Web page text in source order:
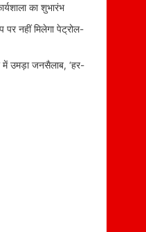
का शुभारंभ
पर नहीं मिलेगा पेट्रोल-
में उमड़ा जनसैलाब, ‘हर-